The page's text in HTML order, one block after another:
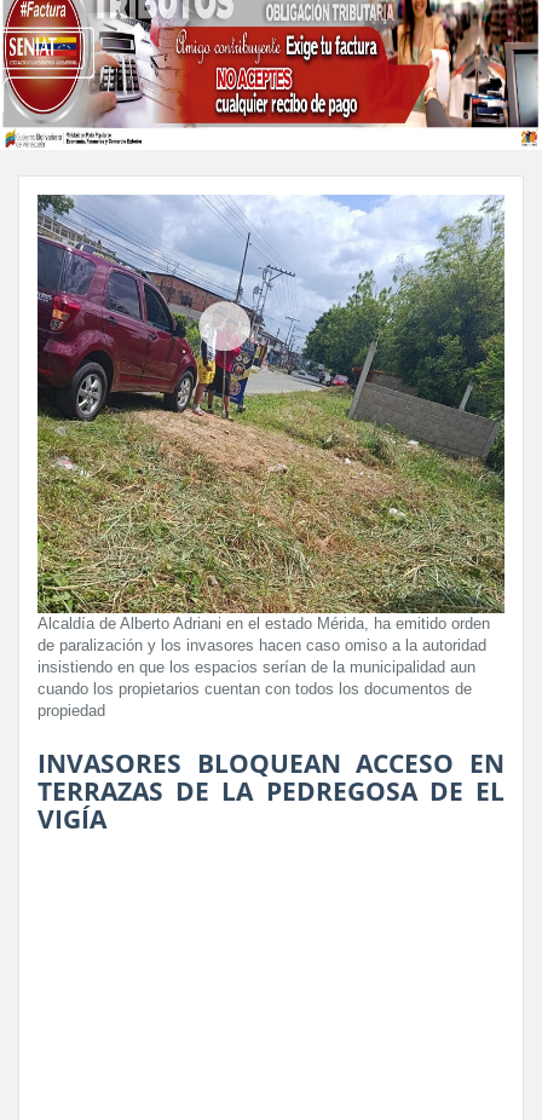
Alcaldía de Alberto Adriani en el estado Mérida, ha emitido orden
de paralización y los invasores hacen caso omiso a la autoridad
insistiendo en que los espacios serían de la municipalidad aun
cuando los propietarios cuentan con todos los documentos de
propiedad
INVASORES BLOQUEAN ACCESO EN
TERRAZAS DE LA PEDREGOSA DE EL
VIGÍA